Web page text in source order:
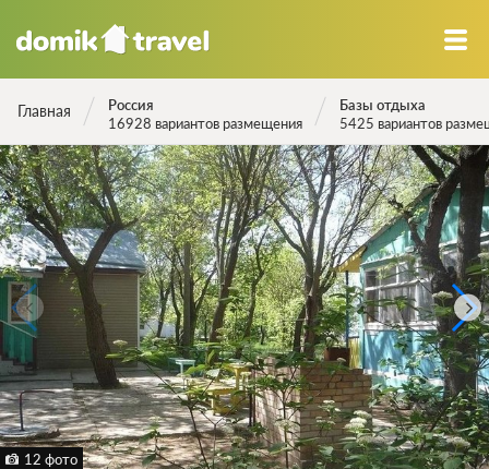
Главная
Россия
16928 вариантов размещения
Базы отдыха
5425 вариантов
12 фото